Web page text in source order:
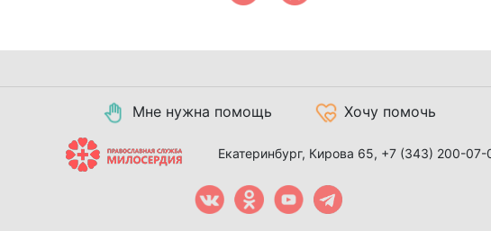
Мне нужна помощь Хочу помочь
Екатеринбург, Кирова 65, +7 (343) 200-07-